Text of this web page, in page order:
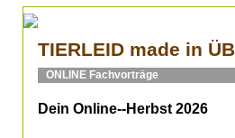
TIERLEID made in
ONLINE Fachvorträge
Dein Online--Herbst 2026